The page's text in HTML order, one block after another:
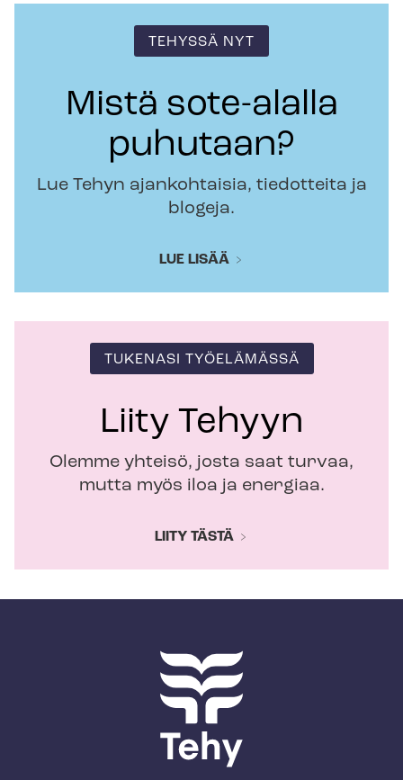
TEHYSSÄ NYT
Mistä sote-alalla
puhutaan?
Lue Tehyn ajankohtaisia, tiedotteita ja
blogeja.
LUE LISÄÄ
TUKENASI TYÖELÄMÄSSÄ
Liity Tehyyn
Olemme yhteisö, josta saat turvaa,
mutta myös iloa ja energiaa.
LIITY TÄSTÄ